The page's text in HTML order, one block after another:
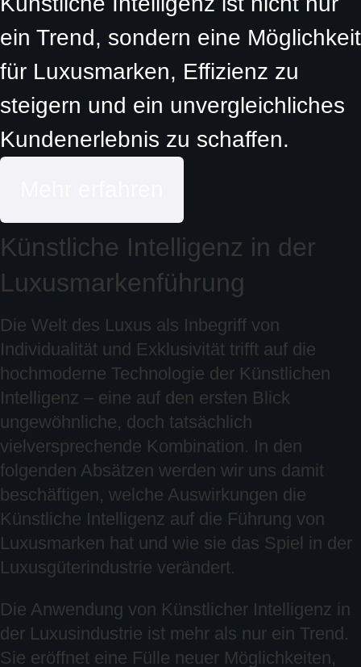
ein Trend, sondern eine Möglichkeit
für Luxusmarken, Effizienz zu
steigern und ein unvergleichliches
Kundenerlebnis zu schaffen.
Künstliche Intelligenz in der
Luxusmarkenführung
Die Welt des Luxus als Inbegriff von
Individualität und Exklusivität trifft auf die
hochmoderne Technologie der Künstlichen
Intelligenz – eine auf den ersten Blick
ungewöhnliche, doch tatsächlich
vielversprechende Kombination. In den
folgenden Absätzen werden wir uns damit
beschäftigen, welche Auswirkungen die
Künstliche Intelligenz auf die Führung von
Luxusmarken hat und wie sie das Spiel in der
Luxusgüterindustrie verändert.
Die Anwendung von Künstlicher Intelligenz in
der Luxusindustrie ist mehr als nur ein Trend.
Sie eröffnet eine Fülle neuer Möglichkeiten,